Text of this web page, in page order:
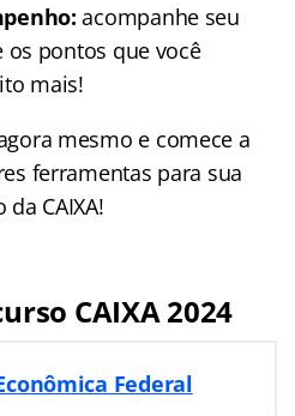
acompanhe seu
pontos que você
mais!
mesmo e comece a
ferramentas para sua
CAIXA!
CAIXA 2024
Federal